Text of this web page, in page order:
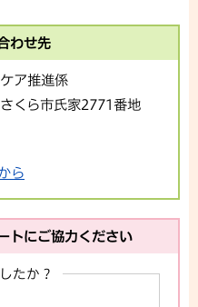
わせ先
ア推進係
くら市氏家2771番地
ら
トにご協力ください
たか？